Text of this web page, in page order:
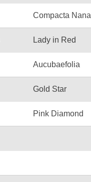
Compacta Nana
Lady in Red
Aucubaefolia
Gold Star
Pink Diamond